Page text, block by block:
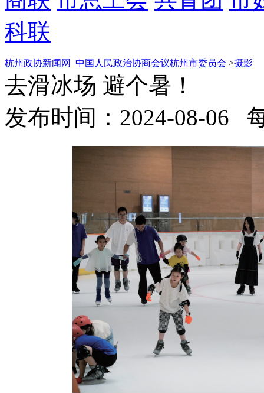
科联
杭州政协新闻网 中国人民政治协商会议杭州市委员会 >摄影
去滑冰场 避个暑！
发布时间：2024-08-06